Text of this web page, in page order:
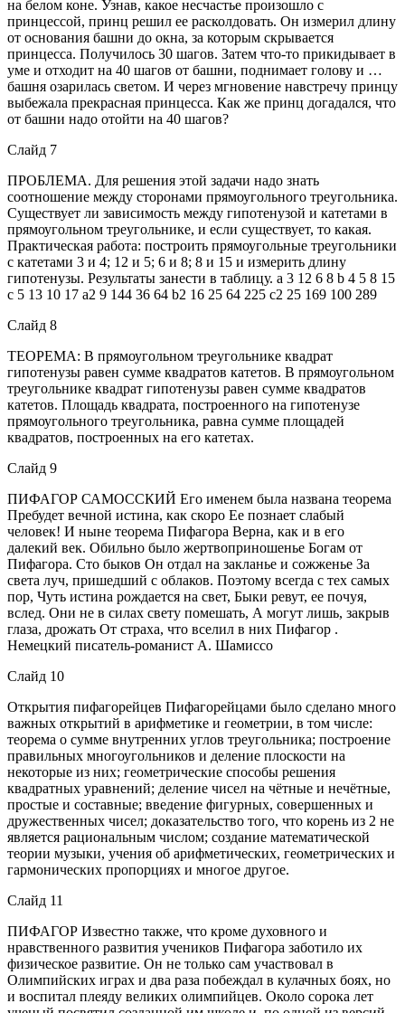
на белом коне. Узнав, какое несчастье произошло с
принцессой, принц решил ее расколдовать. Он измерил длину
от основания башни до окна, за которым скрывается
принцесса. Получилось 30 шагов. Затем что-то прикидывает в
уме и отходит на 40 шагов от башни, поднимает голову и …
башня озарилась светом. И через мгновение навстречу принцу
выбежала прекрасная принцесса. Как же принц догадался, что
от башни надо отойти на 40 шагов?
Слайд 7
ПРОБЛЕМА. Для решения этой задачи надо знать
соотношение между сторонами прямоугольного треугольника.
Существует ли зависимость между гипотенузой и катетами в
прямоугольном треугольнике, и если существует, то какая.
Практическая работа: построить прямоугольные треугольники
с катетами 3 и 4; 12 и 5; 6 и 8; 8 и 15 и измерить длину
гипотенузы. Результаты занести в таблицу. a 3 12 6 8 b 4 5 8 15
c 5 13 10 17 a2 9 144 36 64 b2 16 25 64 225 c2 25 169 100 289
Слайд 8
ТЕОРЕМА: В прямоугольном треугольнике квадрат
гипотенузы равен сумме квадратов катетов. В прямоугольном
треугольнике квадрат гипотенузы равен сумме квадратов
катетов. Площадь квадрата, построенного на гипотенузе
прямоугольного треугольника, равна сумме площадей
квадратов, построенных на его катетах.
Слайд 9
ПИФАГОР САМОССКИЙ Его именем была названа теорема
Пребудет вечной истина, как скоро Ее познает слабый
человек! И ныне теорема Пифагора Верна, как и в его
далекий век. Обильно было жертвоприношенье Богам от
Пифагора. Сто быков Он отдал на закланье и сожженье За
света луч, пришедший с облаков. Поэтому всегда с тех самых
пор, Чуть истина рождается на свет, Быки ревут, ее почуя,
вслед. Они не в силах свету помешать, А могут лишь, закрыв
глаза, дрожать От страха, что вселил в них Пифагор .
Немецкий писатель-романист А. Шамиссо
Слайд 10
Открытия пифагорейцев Пифагорейцами было сделано много
важных открытий в арифметике и геометрии, в том числе:
теорема о сумме внутренних углов треугольника; построение
правильных многоугольников и деление плоскости на
некоторые из них; геометрические способы решения
квадратных уравнений; деление чисел на чётные и нечётные,
простые и составные; введение фигурных, совершенных и
дружественных чисел; доказательство того, что корень из 2 не
является рациональным числом; создание математической
теории музыки, учения об арифметических, геометрических и
гармонических пропорциях и многое другое.
Слайд 11
ПИФАГОР Известно также, что кроме духовного и
нравственного развития учеников Пифагора заботило их
физическое развитие. Он не только сам участвовал в
Олимпийских играх и два раза побеждал в кулачных боях, но
и воспитал плеяду великих олимпийцев. Около сорока лет